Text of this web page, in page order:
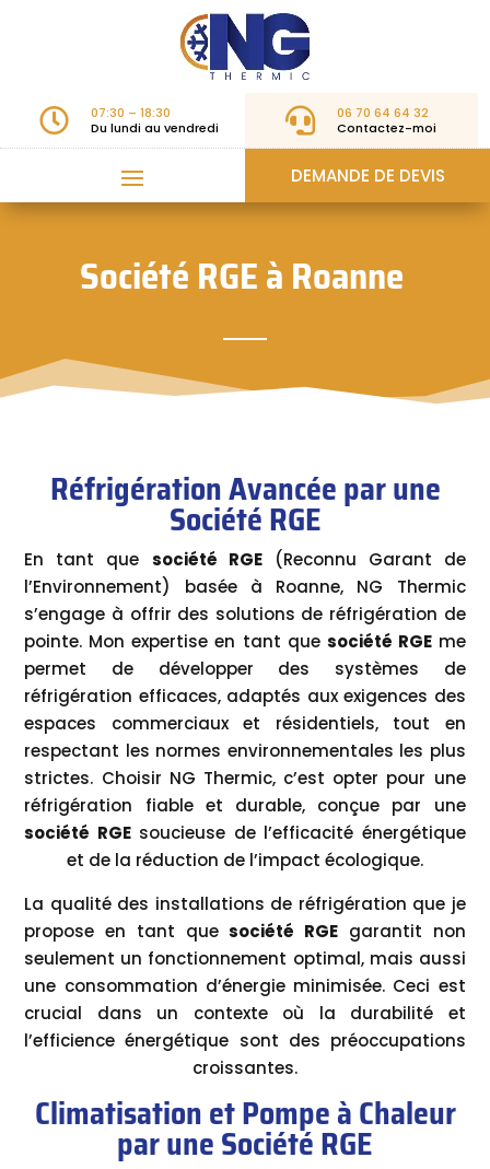

07:30 – 18:30
Du lundi au vendredi

06 70 64 64 32
Contactez-moi
DEMANDE DE DEVIS
Société RGE àRoanne
Réfrigération Avancée par une
Société RGE
En tant que société RGE(Reconnu Garant de
l’Environnement) basée à Roanne, NG Thermic
s’engage à offrir des solutions de réfrigération de
pointe. Mon expertise en tant que société RGEme
permet de développer des systèmes de
réfrigération efficaces, adaptés aux exigences des
espaces commerciaux et résidentiels, tout en
respectant les normes environnementales les plus
strictes. Choisir NG Thermic, c’est opter pour une
réfrigération fiable et durable, conçue par une
société RGEsoucieuse de l’efficacité énergétique
et de la réduction de l’impact écologique.
La qualité des installations de réfrigération que je
propose en tant quesociété RGE garantit non
seulement un fonctionnement optimal, mais aussi
une consommation d’énergie minimisée. Ceci est
crucial dans un contexte où la durabilité et
l’efficience énergétique sont des préoccupations
croissantes.
Climatisation et Pompe à Chaleur
par une Société RGE